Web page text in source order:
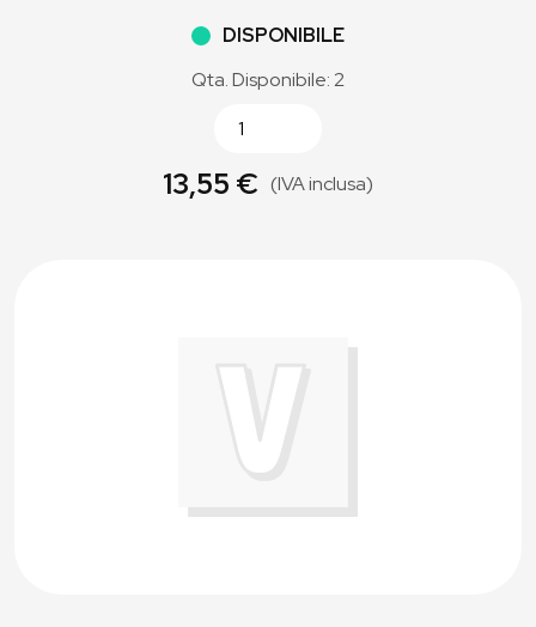
DISPONIBILE
Qta. Disponibile: 2
13,55 € (IVA inclusa)